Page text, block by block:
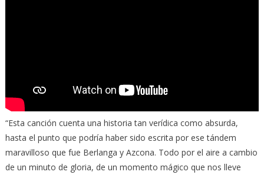
“Esta canción cuenta una historia tan verídica como absurda,
hasta el punto que podría haber sido escrita por ese tándem
maravilloso que fue Berlanga y Azcona. Todo por el aire a cambio
de un minuto de gloria, de un momento mágico que nos lleve